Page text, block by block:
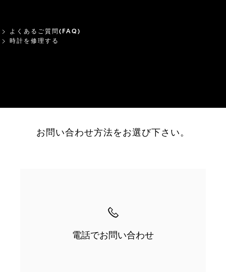
よくあるご質問(FAQ)
時計を修理する
お問い合わせ方法をお選び下さい。
電話でお問い合わせ